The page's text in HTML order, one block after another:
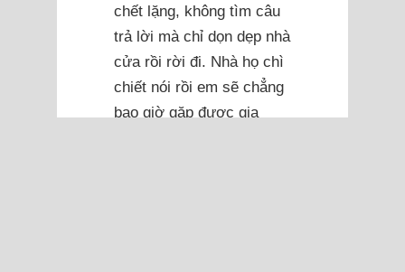
chết lặng, không tìm câu
trả lời mà chỉ dọn dẹp nhà
cửa rồi rời đi. Nhà họ chì
chiết nói rồi em sẽ chẳng
bao giờ gặp được gia